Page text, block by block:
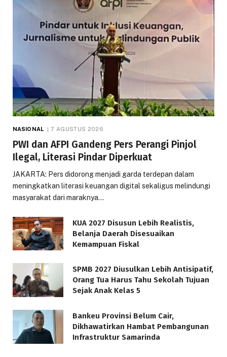
NASIONAL 7 AGUSTUS 2026
PWI dan AFPI Gandeng Pers Perangi Pinjol
Ilegal, Literasi Pindar Diperkuat
JAKARTA: Pers didorong menjadi garda terdepan dalam
meningkatkan literasi keuangan digital sekaligus melindungi
masyarakat dari maraknya…
KUA 2027 Disusun Lebih Realistis,
Belanja Daerah Disesuaikan
Kemampuan Fiskal
SPMB 2027 Diusulkan Lebih Antisipatif,
Orang Tua Harus Tahu Sekolah Tujuan
Sejak Anak Kelas 5
Bankeu Provinsi Belum Cair,
Dikhawatirkan Hambat Pembangunan
Infrastruktur Samarinda